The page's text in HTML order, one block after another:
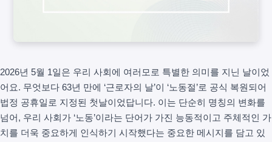
2026년 5월 1일은 우리 사회에 여러모로 특별한 의미를 지닌 날이었
어요. 무엇보다 63년 만에 ‘근로자의 날’이 ‘노동절’로 공식 복원되어
법정 공휴일로 지정된 첫날이었답니다. 이는 단순히 명칭의 변화를
넘어, 우리 사회가 ‘노동’이라는 단어가 가진 능동적이고 주체적인 가
치를 더욱 중요하게 인식하기 시작했다는 중요한 메시지를 담고 있